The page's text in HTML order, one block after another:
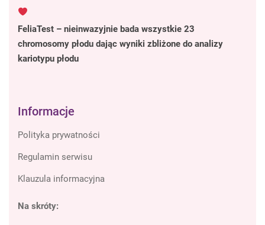
FeliaTest – nieinwazyjnie bada wszystkie 23
chromosomy płodu dając wyniki zbliżone do analizy
kariotypu płodu
Informacje
Polityka prywatności
Regulamin serwisu
Klauzula informacyjna
Na skróty: